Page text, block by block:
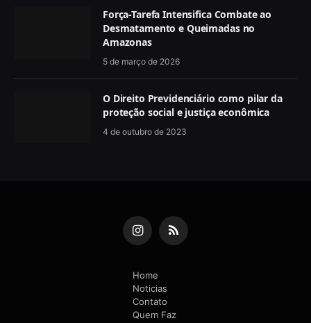
Força-Tarefa Intensifica Combate ao
Desmatamento e Queimadas no
Amazonas
5 de março de 2026
O Direito Previdenciário como pilar da
proteção social e justiça econômica
4 de outubro de 2023
InstagramRSS
Home
Noticias
Contato
Quem Faz